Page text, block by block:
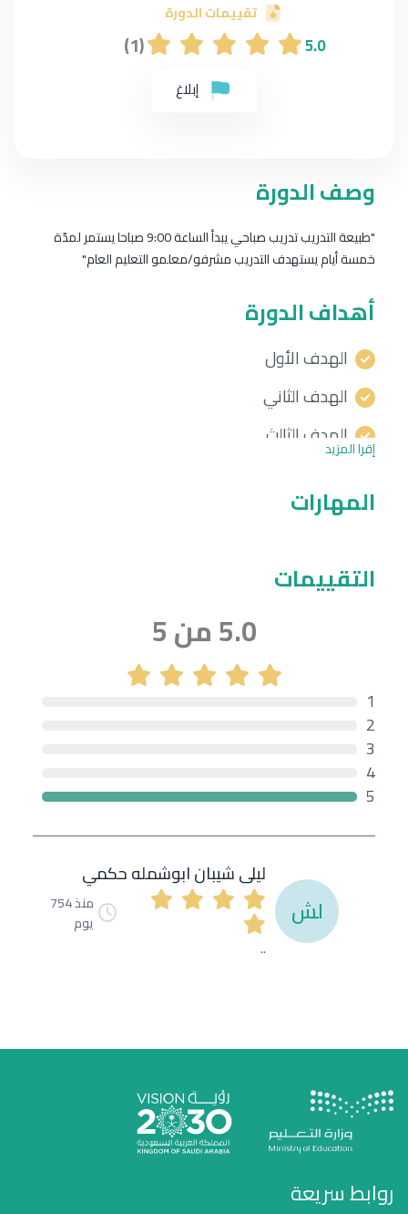
تقييمات الدورة
5.0
(1)
إبلاغ
وصف الدورة
"طبيعة التدريب تدريب صباحي يبدأ الساعة 9:00 صباحا يستمر لمدّة
خمسة أيام يستهدف التدريب مشرفو/معلمو التعليم العام"
أهداف الدورة
الهدف الأول
الهدف الثاني
الهدف الثالثإقرا المزيد
المهارات
التقييمات
5.0 من 5
1
2
3
4
5
لش
ليلى شيبان ابوشمله حكمي
منذ 754
يوم
..
روابط سريعة